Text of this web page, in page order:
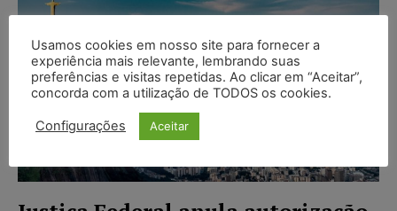
Usamos cookies em nosso site para fornecer a
experiência mais relevante, lembrando suas
preferências e visitas repetidas. Ao clicar em “Aceitar”,
concorda com a utilização de TODOS os cookies.
Configurações Aceitar